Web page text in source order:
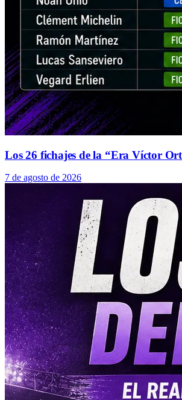
Los 26 fichajes de la “Era Víctor
7 de agosto de 2026